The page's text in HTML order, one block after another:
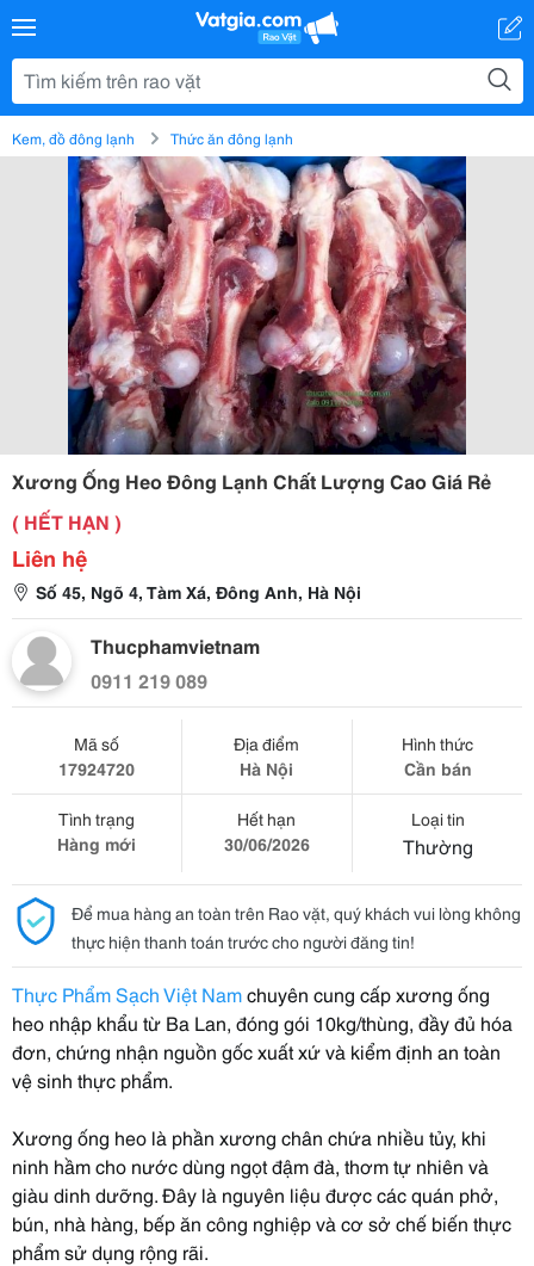
Kem, đồ đông lạnh Thức ăn đông lạnh
Xương Ống Heo Đông Lạnh Chất Lượng Cao Giá Rẻ
( HẾT HẠN )
Liên hệ
Số 45, Ngõ 4, Tàm Xá, Đông Anh, Hà Nội
Thucphamvietnam
0911 219 089
Mã số
17924720
Địa điểm
Hà Nội
Hình thức
Cần bán
Tình trạng
Hàng mới
Hết hạn
30/06/2026
Loại tin
Thường
Để mua hàng an toàn trên Rao vặt, quý khách vui lòng không
thực hiện thanh toán trước cho người đăng tin!
Thực Phẩm Sạch Việt Namchuyên cung cấp xương ống
heo nhập khẩu từ Ba Lan, đóng gói 10kg/thùng, đầy đủ hóa
đơn, chứng nhận nguồn gốc xuất xứ và kiểm định an toàn
vệ sinh thực phẩm.
Xương ống heo là phần xương chân chứa nhiều tủy, khi
ninh hầm cho nước dùng ngọt đậm đà, thơm tự nhiên và
giàu dinh dưỡng. Đây là nguyên liệu được các quán phở,
bún, nhà hàng, bếp ăn công nghiệp và cơ sở chế biến thực
phẩm sử dụng rộng rãi.